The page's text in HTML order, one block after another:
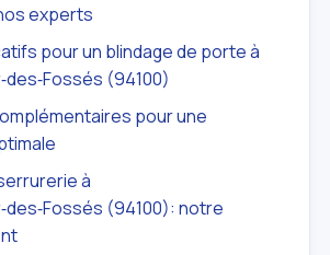
experts
pour un blindage de porte à
(94100)
pour une
à
(94100): notre